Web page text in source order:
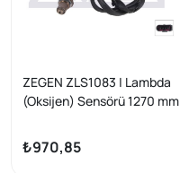
ZEGEN ZLS1083 | Lambda
(Oksijen) Sensörü 1270 mm
Cbfa) 2003-2013 / Jetta
III-Passat 2.0 FSI (Blr-Bly)
₺970,85